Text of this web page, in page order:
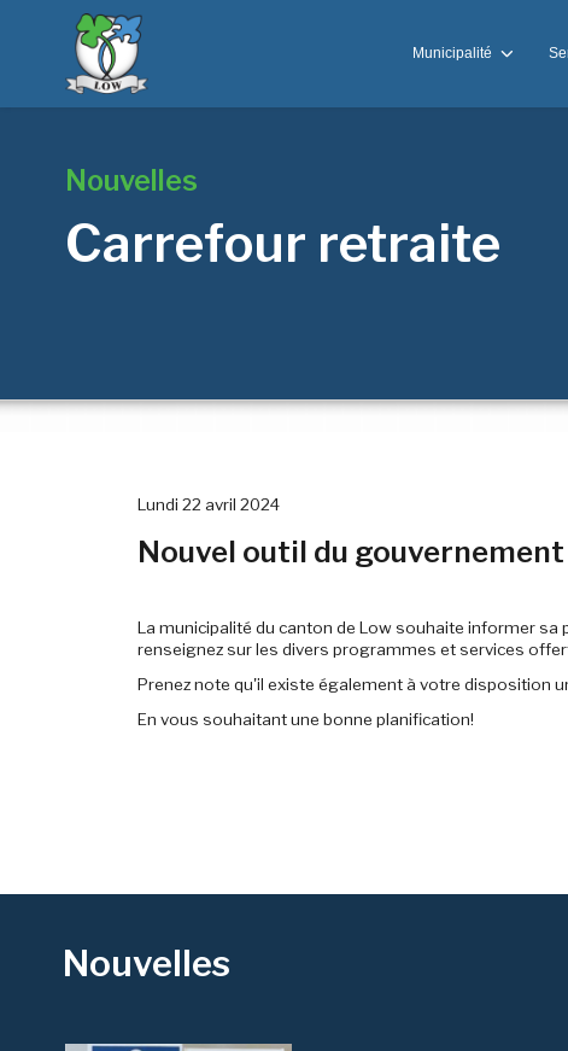
Municipalité
Nouvelles
Carrefour retraite
Lundi 22 avril 2024
Nouvel outil du gouvernement
La municipalité du canton de Low souhaite informer
renseignez sur les divers programmes et services
Prenez note qu'il existe également à votre disposition
En vous souhaitant une bonne planification!
Nouvelles